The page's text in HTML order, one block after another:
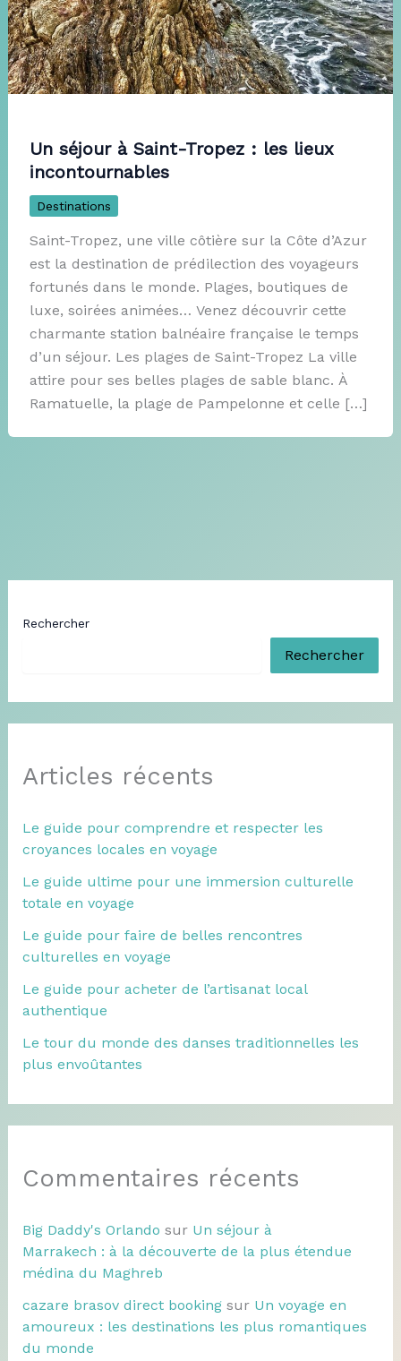
Un séjour à Saint-Tropez : les lieux
incontournables
Destinations
Saint-Tropez, une ville côtière sur la Côte d’Azur
est la destination de prédilection des voyageurs
fortunés dans le monde. Plages, boutiques de
luxe, soirées animées… Venez découvrir cette
charmante station balnéaire française le temps
d’un séjour. Les plages de Saint-Tropez La ville
attire pour ses belles plages de sable blanc. À
Ramatuelle, la plage de Pampelonne et celle […]
Rechercher
Rechercher
Articles récents
Le guide pour comprendre et respecter les
croyances locales en voyage
Le guide ultime pour une immersion culturelle
totale en voyage
Le guide pour faire de belles rencontres
culturelles en voyage
Le guide pour acheter de l’artisanat local
authentique
Le tour du monde des danses traditionnelles les
plus envoûtantes
Commentaires récents
Big Daddy's Orlando sur Un séjour à
Marrakech : à la découverte de la plus étendue
médina du Maghreb
cazare brasov direct bookingsur Un voyage en
amoureux : les destinations les plus romantiques
du monde